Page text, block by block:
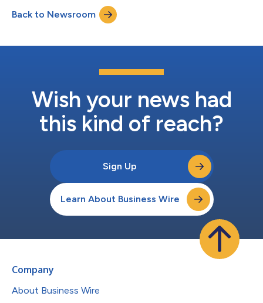
来，Moody’s始终是金融专业人士在做出重大决策时所依赖的情报
层。通过将这类情报在企业层面直接嵌入Microsoft的AI解决方
案，我们让决策级分析不仅服务于专业人员，还能触达企业内每一
协议(MCP)，Moody’s智能体工作流程和决策级情报通过Microsoft
成即可启用Moody’s决策级情报。此外，Moody’s决策级情报可作
为基础数据源，全面接入Microsoft 365 Copilot各类应用场景，包
Back to Newsroom
Wish your news had
this kind of reach?
Sign Up
Learn About Business Wire
Company
About Business Wire